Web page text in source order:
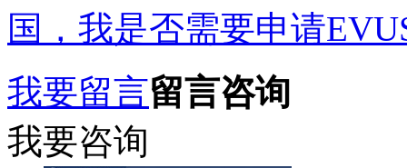
国，我是否需要申请
我要留言留言咨询
我要咨询